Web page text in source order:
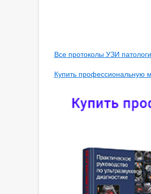
Все протоколы УЗИ
Купить профессиональную